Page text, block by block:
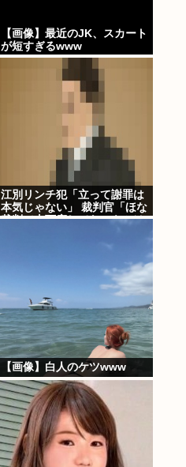
【画像】最近のJK、スカート
が短すぎるwww
江別リンチ犯「立って謝罪は
本気じゃない」 裁判官「ほな
裁判で土下座してないキミは
【画像】白人のケツwww